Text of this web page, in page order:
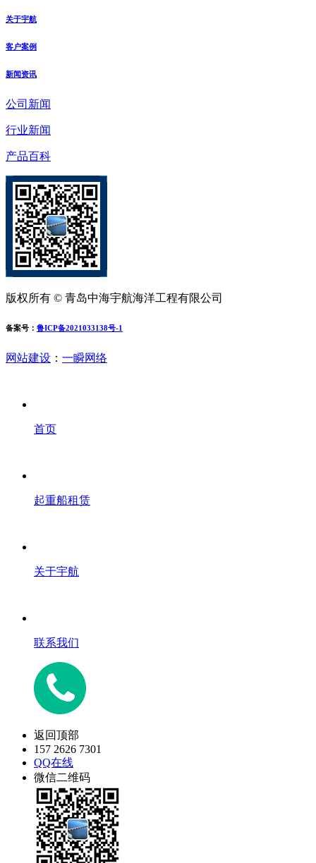
关于宇航
客户案例
新闻资讯
公司新闻
行业新闻
产品百科
版权所有 © 青岛中海宇航海洋工程有限公司
备案号： 鲁ICP备2021033138号-1
网站建设 ： 一瞬网络
首页
起重船租赁
关于宇航
联系我们
返回顶部
157 2626 7301
QQ在线
微信二维码